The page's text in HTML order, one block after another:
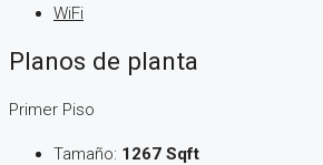
WiFi
Planos de planta
Primer Piso
Tamaño: 1267 Sqft